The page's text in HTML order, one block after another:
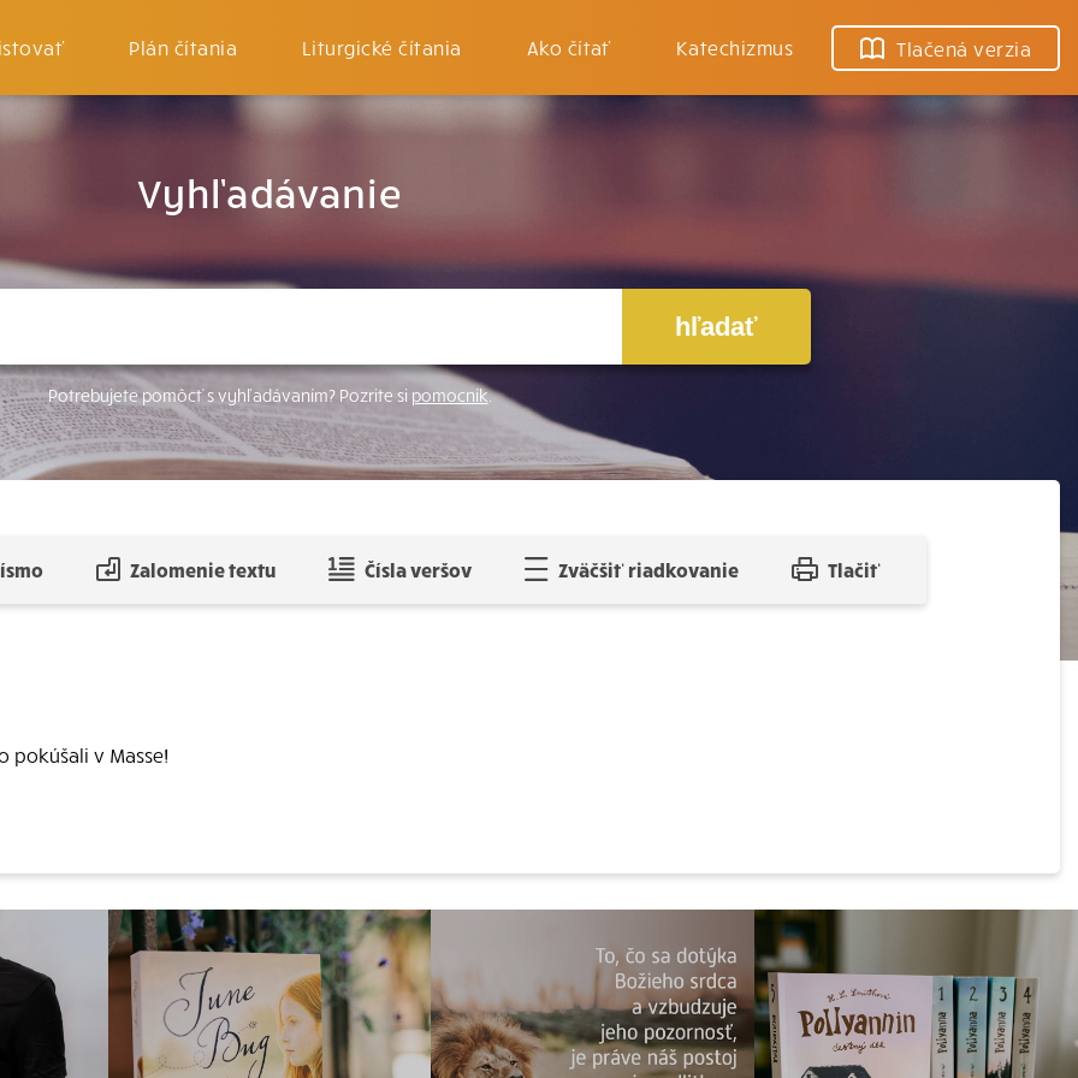
Plán čítania Liturgické čítania Ako čítať Katechizmus Tlačená verzia
Vyhľadávanie
hľadať
Potrebujete pomôcť s vyhľadávaním? Pozrite si pomocník.
Zalomenie textu Čísla veršov Zväčšiť riadkovanie Tlačiť
pokúšali v Masse!